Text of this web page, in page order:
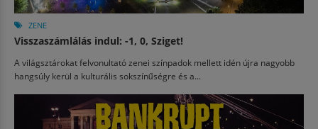
ZENE
Visszaszámlálás indul: -1, 0, Sziget!
A világsztárokat felvonultató zenei színpadok mellett idén újra nagyobb
hangsúly kerül a kulturális sokszínűségre és a...